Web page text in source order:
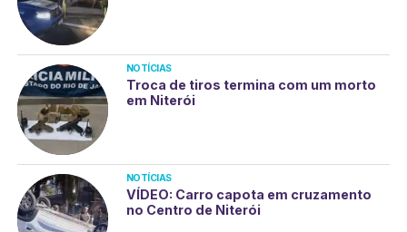
NOTÍCIAS
Troca de tiros termina com um morto
em Niterói
NOTÍCIAS
VÍDEO: Carro capota em cruzamento
no Centro de Niterói